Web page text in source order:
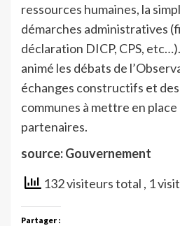
ressources humaines, la
démarches administratives
déclaration DICP, CPS,
animé les débats de
échanges constructifs et des
communes à mettre en
partenaires.
source: Gouvernement
132 visiteurs total , 1
Partager :